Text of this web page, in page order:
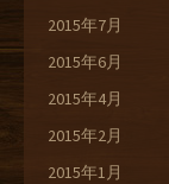
2015年7月
2015年6月
2015年4月
2015年2月
2015年1月